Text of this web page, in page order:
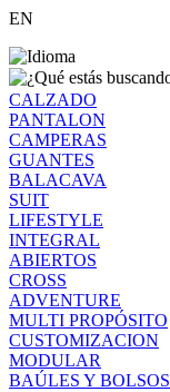
EN
CALZADO
PANTALON
CAMPERAS
GUANTES
BALACAVA
SUIT
LIFESTYLE
INTEGRAL
ABIERTOS
CROSS
ADVENTURE
MULTI PROPÓSITO
CUSTOMIZACION
MODULAR
BAÚLES Y BOLSOS